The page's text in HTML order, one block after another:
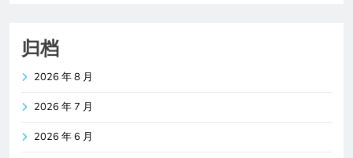
归档
2026 年 8 月
2026 年 7 月
2026 年 6 月